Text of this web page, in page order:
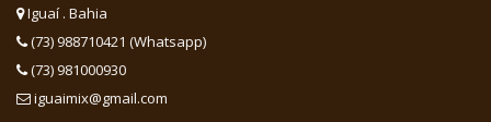
Iguaí . Bahia
(73) 988710421 (Whatsapp)
(73) 981000930
iguaimix@gmail.com